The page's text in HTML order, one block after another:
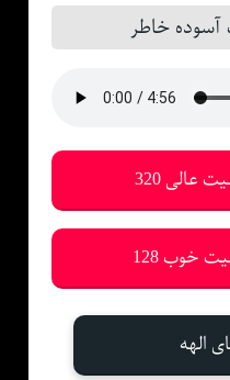
خاطر
عالی 320
خوب 128
الهه